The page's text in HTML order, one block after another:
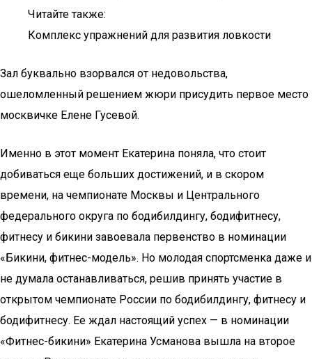
Читайте также:
Комплекс упражнений для развития ловкости
Зал буквально взорвался от недовольства,
ошеломленный решением жюри присудить первое место
москвичке Елене Гусевой.
Именно в этот момент Екатерина поняла, что стоит
добиваться еще больших достижений, и в скором
времени, на чемпионате Москвы и Центрального
федерального округа по бодибилдингу, бодифитнесу,
фитнесу и бикини завоевала первенство в номинации
«Бикини, фитнес-модель». Но молодая спортсменка даже и
не думала останавливаться, решив принять участие в
открытом чемпионате России по бодибилдингу, фитнесу и
бодифитнесу. Ее ждал настоящий успех — в номинации
«Фитнес-бикини» Екатерина Усманова вышла на второе